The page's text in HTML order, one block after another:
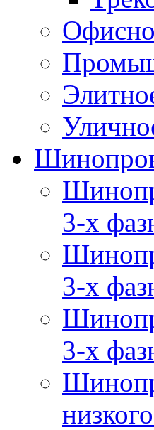
3-х
3-х
3-х